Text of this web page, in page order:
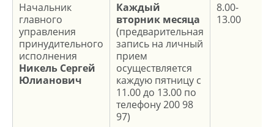
Начальник
главного
управления
принудительного
исполнения
Никель Сергей
Юлианович
Каждый
вторник месяца
(предварительная
запись на личный
прием
осуществляется
каждую пятницу с
11.00 до 13.00 по
телефону 200 98
97)
8.00-
13.00